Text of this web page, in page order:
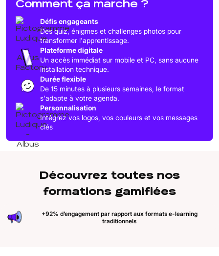
Comment ça marche ?
Défis engageants
Des quiz, énigmes et challenges photos pour
transformer l'apprentissage.
Plateforme digitale
Un accès immédiat sur mobile et PC, sans aucune
installation technique.
Durée flexible
De 15 minutes à plusieurs semaines, le format
s'adapte à votre agenda.
Personnalisation
Intégrez vos logos, vos couleurs et vos messages
clés
Découvrez toutes nos
formations gamifiées
+92% d’engagement par rapport aux formats e-learning
traditionnels